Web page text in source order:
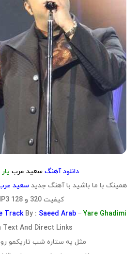
دانلود آهنگ سعید عرب
همینک با ما باشید با آهنگ جدیدسعید
کیفیت 320 و 128 MP3
Track By : Saeed Arab – Yare Ghadimi
Text And Direct Links
مثل یه ستاره شب تاریکمو